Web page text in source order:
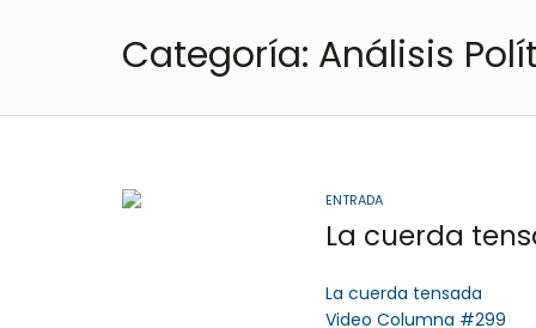
Categoría: Análisis
ENTRADA
La cuerda
La cuerda tensada
Video Columna #299